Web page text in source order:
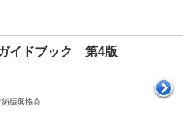
イドブック 第4版
振興協会